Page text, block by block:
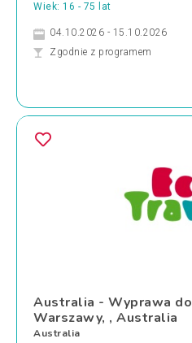
Wiek: 16 - 75 lat
04.10.2026 - 15.10.2026
Zgodnie z programem
Australia - Wyprawa
Warszawy, , Australia
Australia